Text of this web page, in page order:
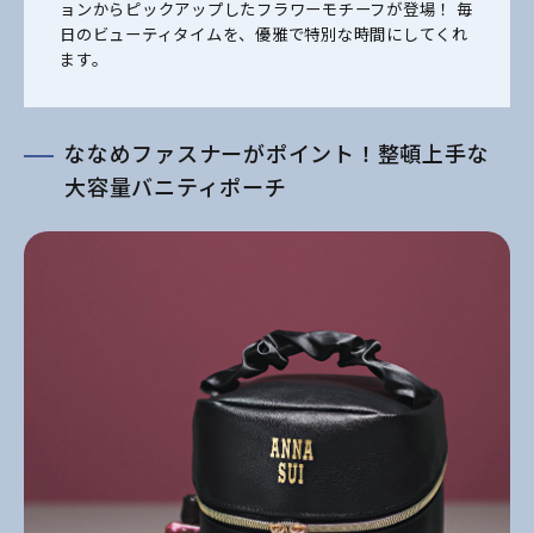
ョンからピックアップしたフラワーモチーフが登場！ 毎
日のビューティタイムを、優雅で特別な時間にしてくれ
ます。
ななめファスナーがポイント！整頓上手な
大容量バニティポーチ